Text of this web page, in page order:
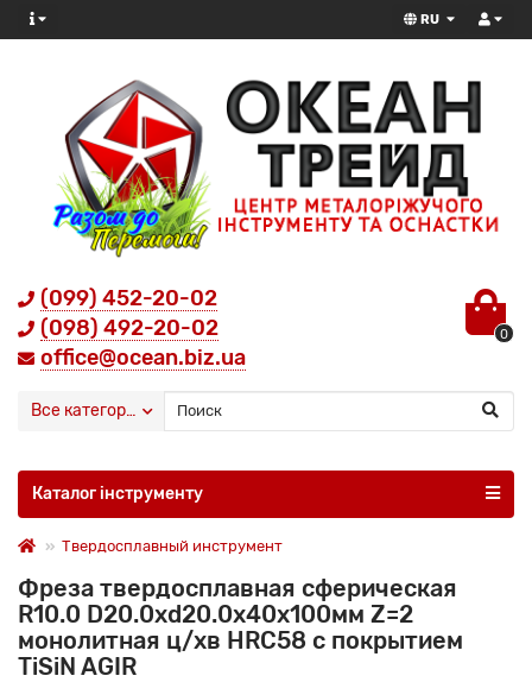
RU
(099) 452-20-02
(098) 492-20-02
office@ocean.biz.ua
0
Все категории
Каталог інструменту
Твердосплавный инструмент
Фреза твердосплавная сферическая
R10.0 D20.0xd20.0х40х100мм Z=2
монолитная ц/хв HRC58 с покрытием
TiSiN AGIR